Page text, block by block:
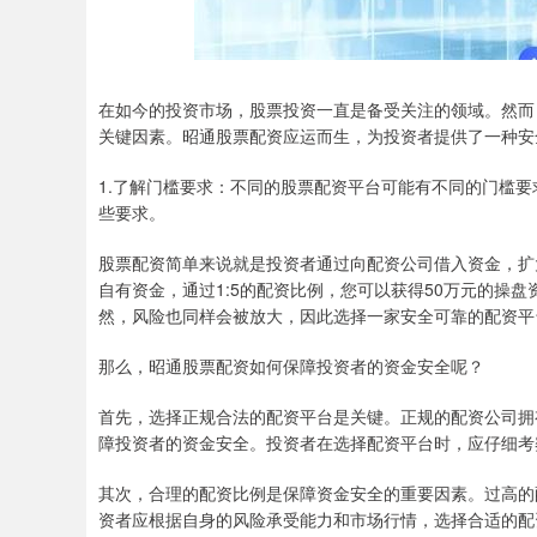
在如今的投资市场，股票投资一直是备受关注的领域。然
关键因素。昭通股票配资应运而生，为投资者提供了一种
1.了解门槛要求：不同的股票配资平台可能有不同的门槛
些要求。
股票配资简单来说就是投资者通过向配资公司借入资金，
自有资金，通过1:5的配资比例，您可以获得50万元的操
然，风险也同样会被放大，因此选择一家安全可靠的配资
那么，昭通股票配资如何保障投资者的资金安全呢？
首先，选择正规合法的配资平台是关键。正规的配资公司
障投资者的资金安全。投资者在选择配资平台时，应仔细
其次，合理的配资比例是保障资金安全的重要因素。过高
资者应根据自身的风险承受能力和市场行情，选择合适的